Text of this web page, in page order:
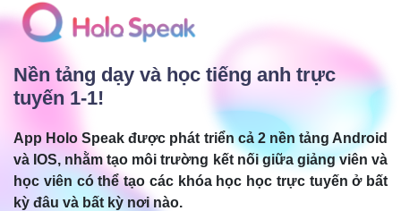
Nền tảng dạy và học tiếng anh trực
tuyến 1-1!
App Holo Speak được phát triển cả 2 nền tảng Android
và IOS, nhằm tạo môi trường kết nối giữa giảng viên và
học viên có thể tạo các khóa học học trực tuyến ở bất
kỳ đâu và bất kỳ nơi nào.